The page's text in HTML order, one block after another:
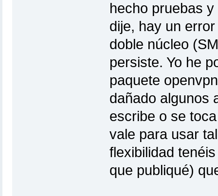
hecho pruebas
dije, hay un
doble núcleo
persiste. Yo he
paquete
dañado algunos
escribe o se
vale para usar
flexibilidad
que publiqué)